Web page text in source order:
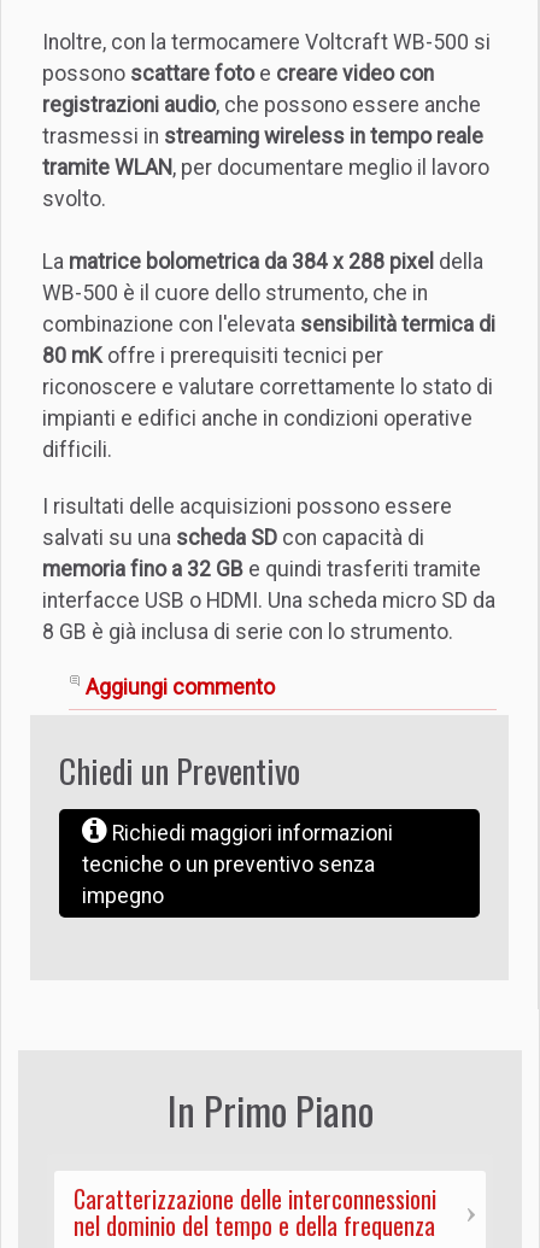
Inoltre, con la termocamere Voltcraft WB-500 si
possono scattare fotoe creare video con
registrazioni audio, che possono essere anche
trasmessi in streaming wireless in tempo reale
tramite WLAN, per documentare meglio il lavoro
svolto.
La matrice bolometrica da 384 x 288 pixel della
WB-500 è il cuore dello strumento, che in
combinazione con l'elevata sensibilità termica di
80 mK offre i prerequisiti tecnici per
riconoscere e valutare correttamente lo stato di
impianti e edifici anche in condizioni operative
difficili.
I risultati delle acquisizioni possono essere
salvati su una scheda SD con capacità di
memoria fino a 32 GB e quindi trasferiti tramite
interfacce USB o HDMI. Una scheda micro SD da
8 GB è già inclusa di serie con lo strumento.
Aggiungi commento
Chiedi un Preventivo
Richiedi maggiori informazioni
tecniche o un preventivo senza
impegno
In Primo Piano
Caratterizzazione delle interconnessioni
nel dominio del tempo e della frequenza